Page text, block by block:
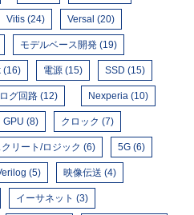
Vitis (24) Versal (20)
モデルベース開発 (19)
(16) 電源 (15) SSD (15)
グ回路 (12) Nexperia (10)
GPU (8) クロック (7)
リート/ロジック (6) 5G (6)
(5) 映像伝送 (4)
イーサネット (3)